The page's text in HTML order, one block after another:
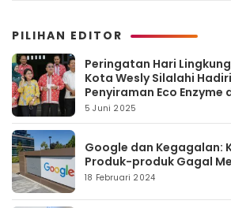
PILIHAN EDITOR
Peringatan Hari
Kota Wesly Silalahi
Penyiraman Eco Enzyme
Pinggir
5 Juni 2025
Google dan Kegagalan:
Produk-produk Gagal
18 Februari 2024